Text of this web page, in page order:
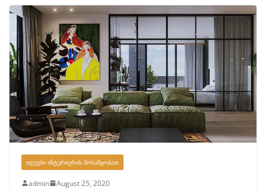
ᲘᲓᲔᲔᲑᲘ ᲘᲜᲢᲔᲠᲘᲔᲠᲘᲡ ᲛᲝᲡᲐᲬᲧᲝᲑᲐᲗ
admin
August 25, 2020